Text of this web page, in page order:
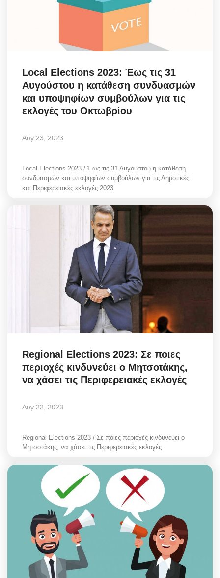
Local Elections 2023: Έως τις 31
Αυγούστου η κατάθεση συνδυασμών
και υποψηφίων συμβούλων για τις
εκλογές του Οκτωβρίου
Αυγ 23, 2023
Local Elections 2023 / Έως τις 31 Αυγούστου η κατάθεση
συνδυασμών και υποψηφίων συμβούλων για τις Δημοτικές
και Περιφερειακές εκλογές 2023
Regional Elections 2023: Σε ποιες
περιοχές κινδυνεύει ο Μητσοτάκης,
να χάσει τις Περιφερειακές εκλογές
Αυγ 22, 2023
Regional Elections 2023 / Σε ποιες περιοχές κινδυνεύει ο
Μητσοτάκης, να χάσει τις Περιφερειακές εκλογές